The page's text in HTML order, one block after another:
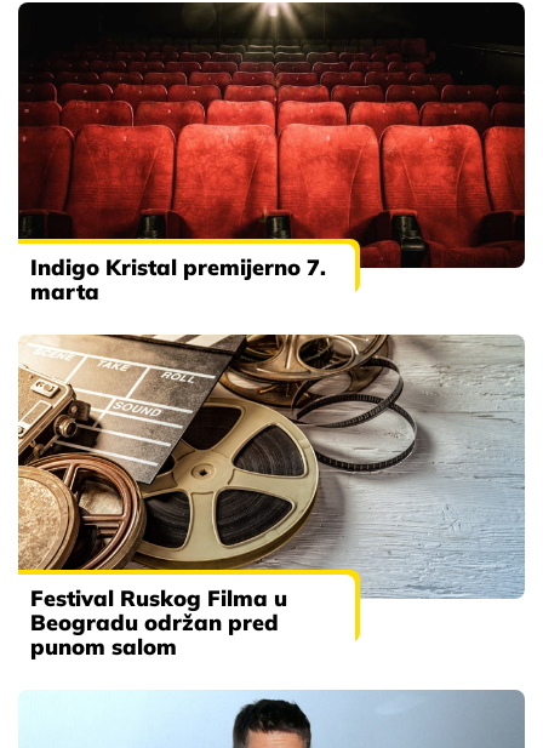
Indigo Kristal premijerno 7.
marta
Festival Ruskog Filma u
Beogradu održan pred
punom salom